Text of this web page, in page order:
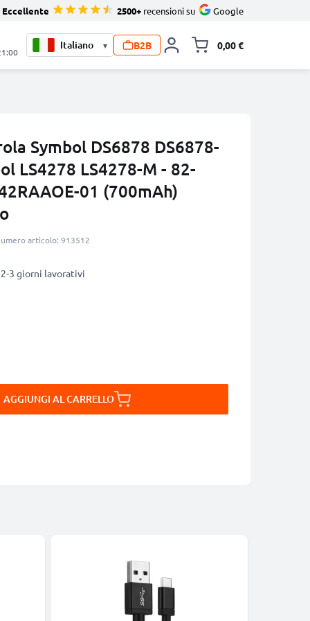
Eccellente 2500+ recensioni su Google
▾ B2B 0,00 €
Symbol DS6878 DS6878-
LS4278 LS4278-M - 82-
01 (700mAh)
articolo: 913512
2-3 giorni lavorativi
AGGIUNGI AL CARRELLO